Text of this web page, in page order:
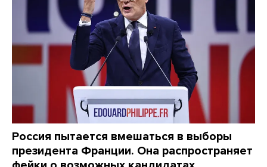
Россия пытается вмешаться в выборы
президента Франции. Она распространяет